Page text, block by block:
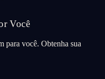
Você
para você. Obtenha sua